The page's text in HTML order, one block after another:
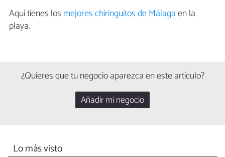
Aquí tienes los mejores chiringuitos de Málagaen la
playa.
¿Quieres que tu negocio aparezca en este artículo?
Añadir mi negocio
Lo más visto